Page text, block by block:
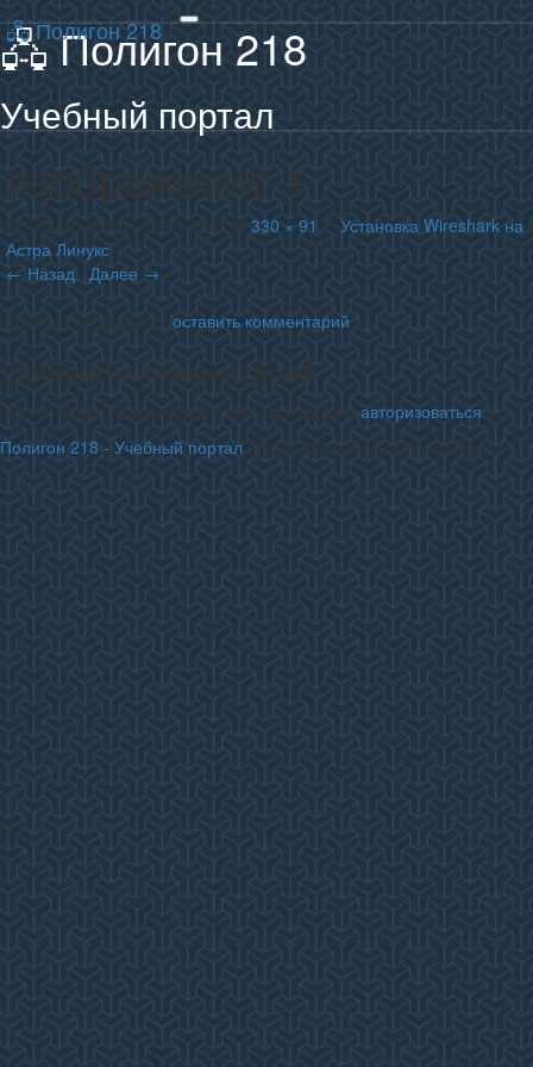
Toggle
navigation
🖧 Полигон 218
🖧 Полигон 218
Учебный портал
изображение-1
Опубликованное 22.01.2025 at 330 × 91 in Установка Wireshark на
Астра Линукс
← Назад Далее →
Трекбек не доступен оставить комментарий
Добавить комментарий
Для отправки комментария вам необходимо авторизоваться
Полигон 218 - Учебный портал | Все права защищены © 2026